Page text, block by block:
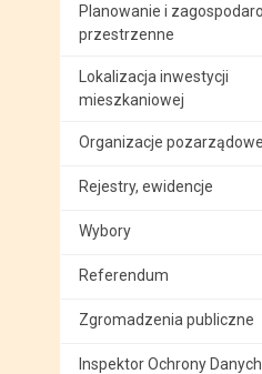
Planowanie i
przestrzenne
Lokalizacja inwestycji
mieszkaniowej
Organizacje pozarządowe
Rejestry, ewidencje
Wybory
Referendum
Zgromadzenia publiczne
Inspektor Ochrony Danych